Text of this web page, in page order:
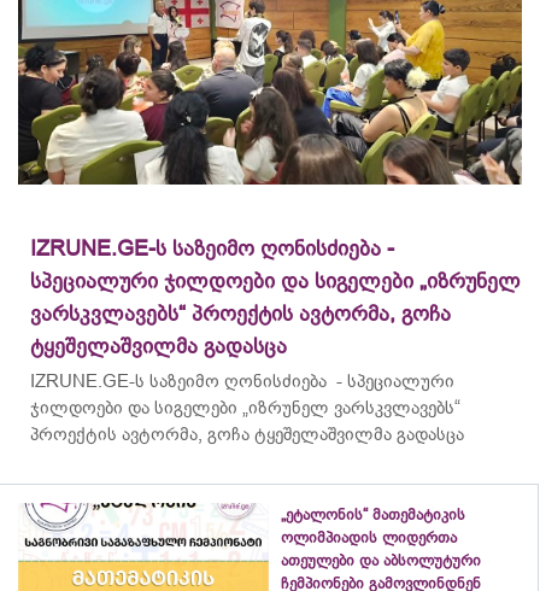
IZRUNE.GE-ს საზეიმო ღონისძიება -
სპეციალური ჯილდოები და სიგელები „იზრუნელ
ვარსკვლავებს“ პროექტის ავტორმა, გოჩა
ტყეშელაშვილმა გადასცა
IZRUNE.GE-ს საზეიმო ღონისძიება - სპეციალური
ჯილდოები და სიგელები „იზრუნელ ვარსკვლავებს“
პროექტის ავტორმა, გოჩა ტყეშელაშვილმა გადასცა
„ეტალონის“ მათემატიკის
ოლიმპიადის ლიდერთა
ათეულები და აბსოლუტური
ჩემპიონები გამოვლინდნენ